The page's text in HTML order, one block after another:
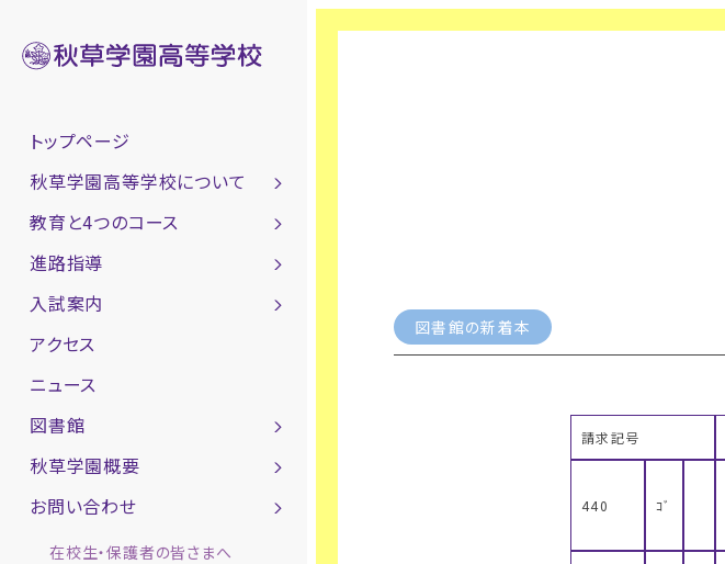
トップページ
秋草学園高等学校について
教育と4つのコース
進路指導
入試案内
アクセス
ニュース
図書館
秋草学園概要
お問い合わせ
在校生・保護者の皆さまへ
図書館の新着本
請求記号
440 ｺﾞ